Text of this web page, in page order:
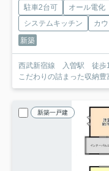
駐車2台可 オール電化
システムキッチン
カ
新築
西武新宿線 入曽駅 徒歩10分
こだわりの詰まった収納
新築一戸建